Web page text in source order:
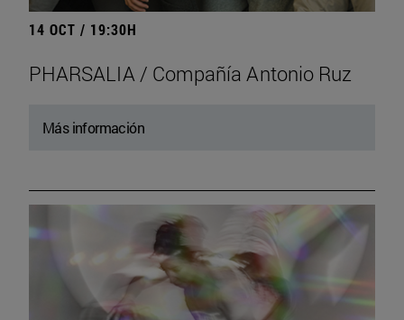
14 OCT / 19:30H
PHARSALIA / Compañía Antonio Ruz
Más información